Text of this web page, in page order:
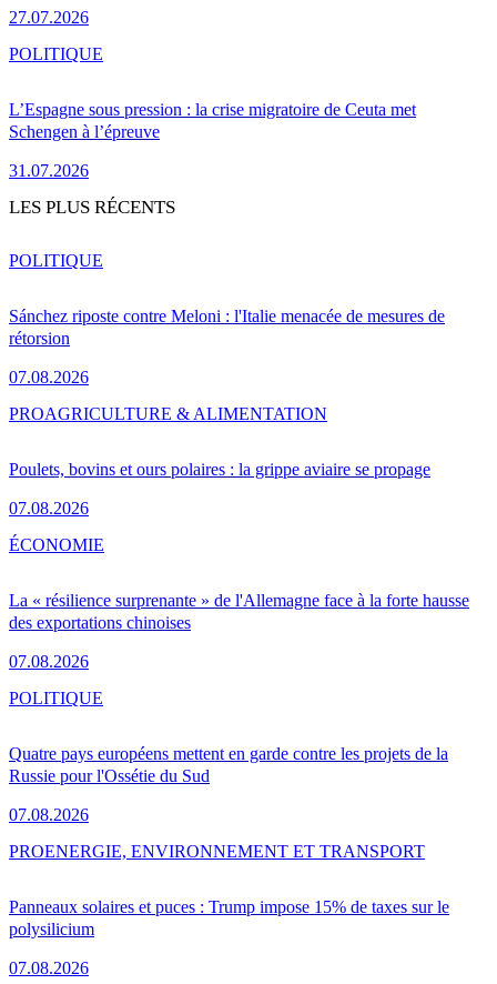
27.07.2026
L’Espagne sous pression : la crise migratoire de Ceuta met
Schengen à l’épreuve
31.07.2026
POLITIQUE
LES PLUS RÉCENTS
Sánchez riposte contre Meloni : l'Italie menacée de mesures de
rétorsion
07.08.2026
POLITIQUE
Poulets, bovins et ours polaires : la grippe aviaire se propage
07.08.2026
PROAGRICULTURE & ALIMENTATION
La « résilience surprenante » de l'Allemagne face à la forte hausse
des exportations chinoises
07.08.2026
ÉCONOMIE
Quatre pays européens mettent en garde contre les projets de la
Russie pour l'Ossétie du Sud
07.08.2026
POLITIQUE
Panneaux solaires et puces : Trump impose 15% de taxes sur le
polysilicium
07.08.2026
PROENERGIE, ENVIRONNEMENT ET TRANSPORT